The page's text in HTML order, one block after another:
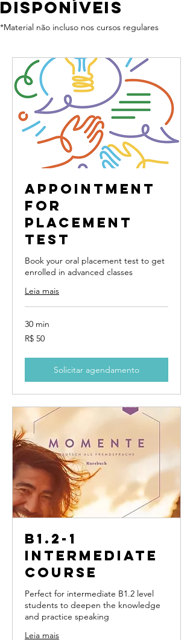
disponíveis
*Material não incluso nos cursos regulares
Appointment
for
placement
test
Book your oral placement test to get
enrolled in advanced classes
Leia mais
30 min
50
Reais
R$ 50
Solicitar agendamento
B1.2-1
Intermediate
course
Perfect for intermediate B1.2 level
students to deepen the knowledge
and practice speaking
Leia mais